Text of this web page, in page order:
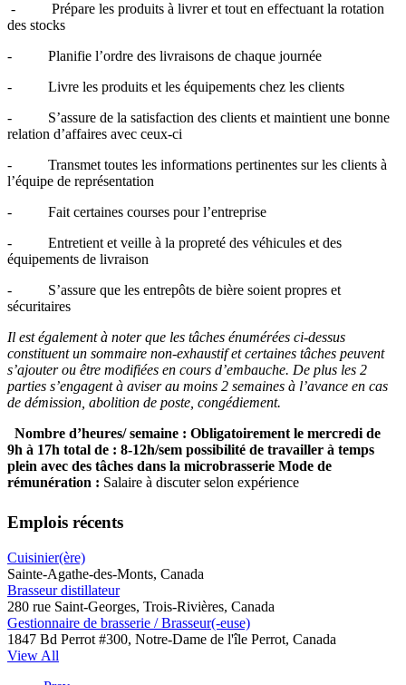
- Prépare les produits à livrer et tout en effectuant la rotation
des stocks
- Planifie l’ordre des livraisons de chaque journée
- Livre les produits et les équipements chez les clients
- S’assure de la satisfaction des clients et maintient une bonne
relation d’affaires avec ceux-ci
- Transmet toutes les informations pertinentes sur les clients à
l’équipe de représentation
- Fait certaines courses pour l’entreprise
- Entretient et veille à la propreté des véhicules et des
équipements de livraison
- S’assure que les entrepôts de bière soient propres et
sécuritaires
Il est également à noter que les tâches énumérées ci-dessus
constituent un sommaire non-exhaustif et certaines tâches peuvent
s’ajouter ou être modifiées en cours d’embauche. De plus les 2
parties s’engagent à aviser au moins 2 semaines à l’avance en cas
de démission, abolition de poste, congédiement.
Nombre d’heures/ semaine : Obligatoirement le mercredi de
9h à 17h total de : 8-12h/sem possibilité de travailler à temps
plein avec des tâches dans la microbrasserie Mode de
rémunération : Salaire à discuter selon expérience
Emplois récents
Cuisinier(ère)
Sainte-Agathe-des-Monts, Canada
Brasseur distillateur
280 rue Saint-Georges, Trois-Rivières, Canada
Gestionnaire de brasserie / Brasseur(-euse)
1847 Bd Perrot #300, Notre-Dame de l'île Perrot, Canada
View All